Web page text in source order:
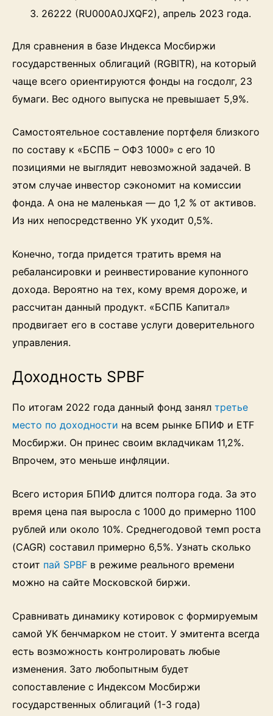
26222 (RU000A0JXQF2), апрель 2023 года.
Для сравнения в базе Индекса Мосбиржи
государственных облигаций (RGBITR), на который
чаще всего ориентируются фонды на госдолг, 23
бумаги. Вес одного выпуска не превышает 5,9%.
Самостоятельное составление портфеля близкого
по составу к «БСПБ – ОФЗ 1000» с его 10
позициями не выглядит невозможной задачей. В
этом случае инвестор сэкономит на комиссии
фонда. А она не маленькая — до 1,2 % от активов.
Из них непосредственно УК уходит 0,5%.
Конечно, тогда придется тратить время на
ребалансировки и реинвестирование купонного
дохода. Вероятно на тех, кому время дороже, и
рассчитан данный продукт. «БСПБ Капитал»
продвигает его в составе услуги доверительного
управления.
Доходность SPBF
По итогам 2022 года данный фонд занял третье
место по доходности на всем рынке БПИФ и ETF
Мосбиржи. Он принес своим вкладчикам 11,2%.
Впрочем, это меньше инфляции.
Всего история БПИФ длится полтора года. За это
время цена пая выросла с 1000 до примерно 1100
рублей или около 10%. Среднегодовой темп роста
(CAGR) составил примерно 6,5%. Узнать сколько
стоит пай SPBF в режиме реального времени
можно на сайте Московской биржи.
Сравнивать динамику котировок с формируемым
самой УК бенчмарком не стоит. У эмитента всегда
есть возможность контролировать любые
изменения. Зато любопытным будет
сопоставление с Индексом Мосбиржи
государственных облигаций (1-3 года)